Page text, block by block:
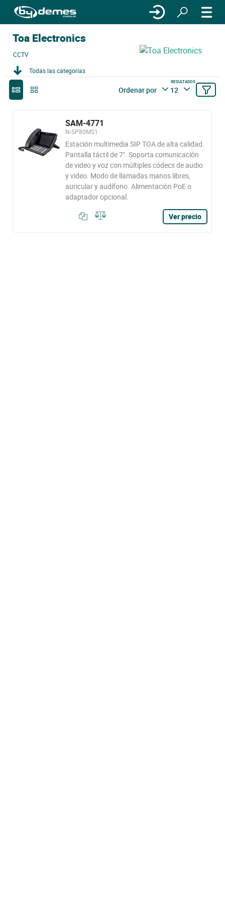
Toa Electronics
CCTV
Todas las categorías
Ordenar por
RESULTADOS
12
SAM-4771
N-SP80MS1
Estación multimedia SIP TOA de alta calidad.
Pantalla táctil de 7". Soporta comunicación
de video y voz con múltiples códecs de audio
y video. Modo de llamadas manos libres,
auricular y audífono. Alimentación PoE o
adaptador opcional.
Ver precio